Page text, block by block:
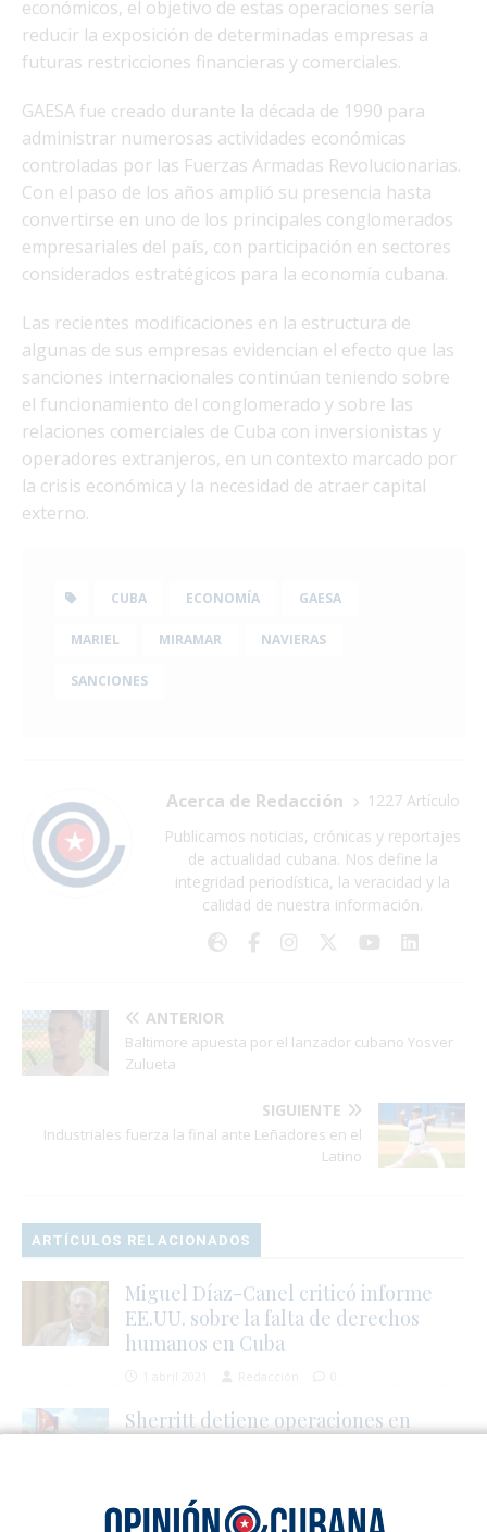
económicos, el objetivo de estas operaciones sería
reducir la exposición de determinadas empresas a
futuras restricciones financieras y comerciales.
GAESA fue creado durante la década de 1990 para
administrar numerosas actividades económicas
controladas por las Fuerzas Armadas Revolucionarias.
Con el paso de los años amplió su presencia hasta
convertirse en uno de los principales conglomerados
empresariales del país, con participación en sectores
considerados estratégicos para la economía cubana.
Las recientes modificaciones en la estructura de
algunas de sus empresas evidencian el efecto que las
sanciones internacionales continúan teniendo sobre
el funcionamiento del conglomerado y sobre las
relaciones comerciales de Cuba con inversionistas y
operadores extranjeros, en un contexto marcado por
la crisis económica y la necesidad de atraer capital
externo.
CUBA ECONOMÍA GAESA
MARIEL MIRAMAR NAVIERAS
SANCIONES
Acerca de Redacción
1227 Artículo
Publicamos noticias, crónicas y reportajes
de actualidad cubana. Nos define la
integridad periodística, la veracidad y la
calidad de nuestra información.
ANTERIOR
Baltimore apuesta por el lanzador cubano Yosver
Zulueta
SIGUIENTE
Industriales fuerza la final ante Leñadores en el
Latino
ARTÍCULOS RELACIONADOS
Miguel Díaz-Canel criticó informe
EE.UU. sobre la falta de derechos
humanos en Cuba
Sherritt detiene operaciones en
24 junio 2026 Redacción